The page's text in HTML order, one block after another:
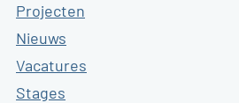
Projecten
Nieuws
Vacatures
Stages